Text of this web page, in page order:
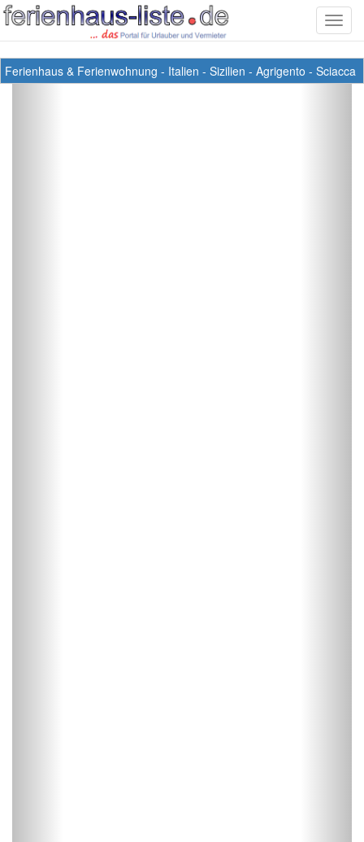
Ferienhaus & Ferienwohnung - Italien - Sizilien - Agrigento - Sciacca